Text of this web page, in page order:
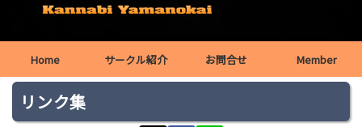
Home サークル紹介 お問合せ Member
リンク集